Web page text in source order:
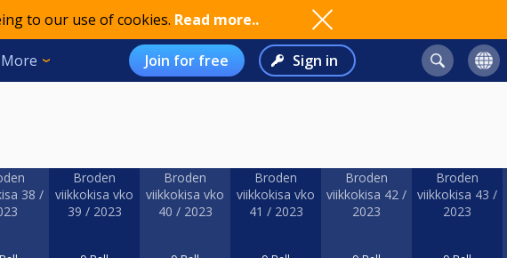
to our use of cookies. Read more..
More Join for free Sign in
38 /
Broden
viikkokisa vko
39 / 2023
Broden
viikkokisa vko
40 / 2023
Broden
viikkokisa vko
41 / 2023
Broden
viikkokisa 42 /
2023
Broden
viikkokisa 43 /
2023